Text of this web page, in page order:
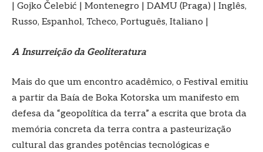
| Gojko Čelebić | Montenegro | DAMU (Praga) | Inglês,
Russo, Espanhol, Tcheco, Português, Italiano |
A Insurreição da Geoliteratura
Mais do que um encontro acadêmico, o Festival emitiu
a partir da Baía de Boka Kotorska um manifesto em
defesa da “geopolítica da terra” a escrita que brota da
memória concreta da terra contra a pasteurização
cultural das grandes potências tecnológicas e